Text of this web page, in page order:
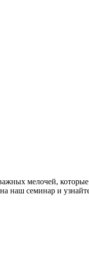
мелочей,
наш семинар и